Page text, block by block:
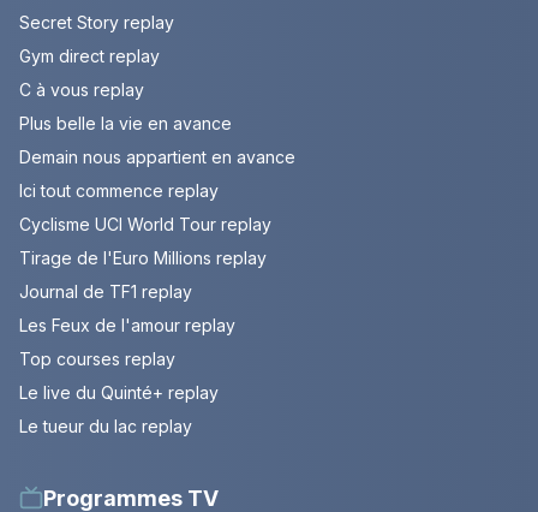
Secret Story replay
Gym direct replay
C à vous replay
Plus belle la vie en avance
Demain nous appartient en avance
Ici tout commence replay
Cyclisme UCI World Tour replay
Tirage de l'Euro Millions replay
Journal de TF1 replay
Les Feux de l'amour replay
Top courses replay
Le live du Quinté+ replay
Le tueur du lac replay
Programmes TV